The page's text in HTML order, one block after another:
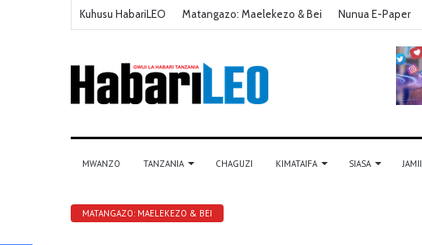
Kuhusu HabariLEO Matangazo: Maelekezo & Bei Nunua E-Paper
MWANZO TANZANIA CHAGUZI KIMATAIFA SIASA JAMII
MATANGAZO: MAELEKEZO & BEI